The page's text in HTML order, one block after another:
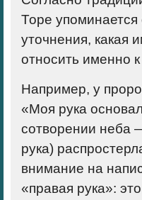
Торе упоминается
уточнения, какая
относить именно к
Например, у
«Моя рука
сотворении неба
рука)
внимание на
«правая рука»: